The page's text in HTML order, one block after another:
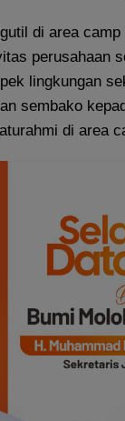
di area camp
perusahaan
lingkungan
sembako
di area